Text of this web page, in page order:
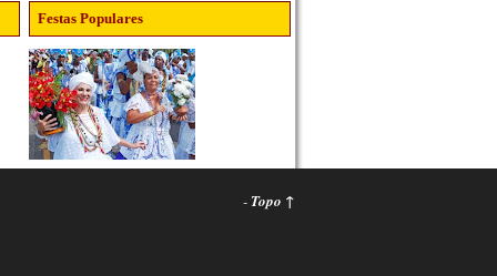
Festas Populares
- Topo ↑